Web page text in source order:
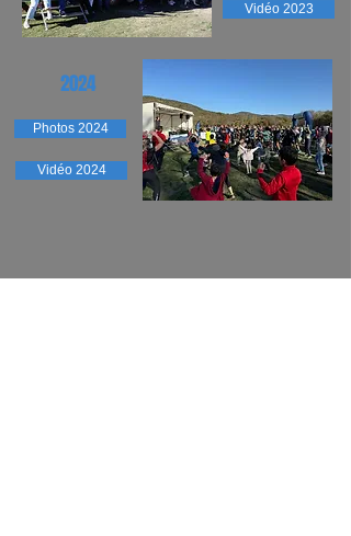
Vidéo 2023
2024
Photos 2024
Vidéo 2024